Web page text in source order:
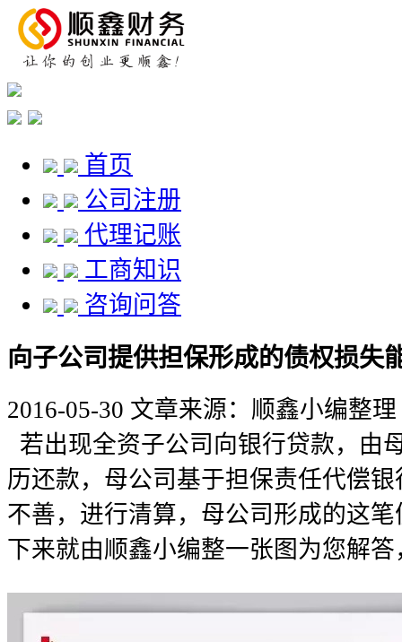
首页
公司注册
代理记账
工商知识
咨询问答
向子公司提供担保形成的债权损失
2016-05-30 文章来源：顺鑫小编整理
若出现全资子公司向银行贷款，由
历还款，母公司基于担保责任代偿
不善，进行清算，母公司形成的这
下来就由顺鑫小编整一张图为您解